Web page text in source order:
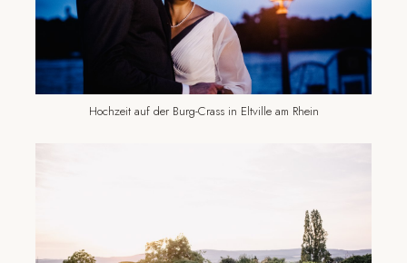
Hochzeit auf der Burg-Crass in Eltville am Rhein